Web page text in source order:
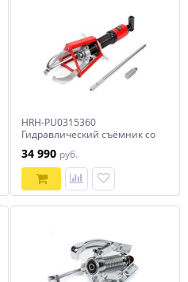
HRH-PU0315360
Гидравлический съёмник со
самоцентрующийся, 15 т, 20-
360 мм
34 990 руб.